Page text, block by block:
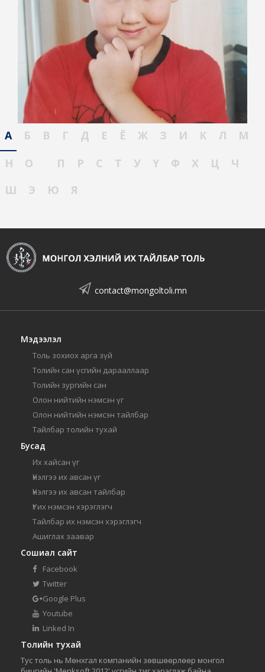
А Б В Г Д Е Ё Ж З И К Л
М
Н
О П Р С Т У Ү Ф Х Ц
Ч
Ш
Э Ю Я
contact@mongoltoli.mn
Мэдээлэл
Толь зохиох арга зүй
Толийн сан үсгийн дарааллаар
Толийн зургийн сан
Олон нийтийн нэмсэн үг
Олон нийтийн нэмсэн тайлбар
Тайлбар толийн тухай
Бусад
Их хайсан үг
Үнэлгээ их авсан үг
Үнэлгээ их авсан тайлбар
Үг их нэмсэн хэрэглэгч
Тайлбар их нэмсэн хэрэглэгч
Ашиглах заавар
Сошиал сайт
Facebook
Twitter
Google Plus
Youtube
Linked In
Толийн тухай
Тус толь нь Мөнхгал компанийн зөвшөөрлөөр монгол